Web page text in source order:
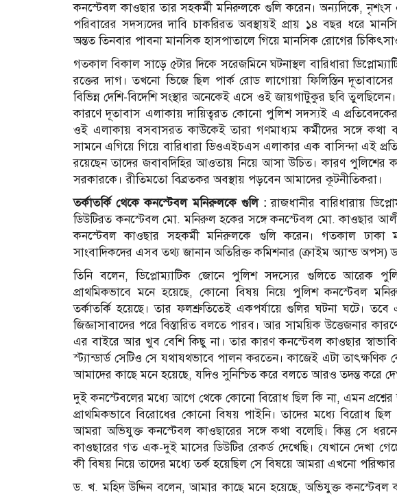
কনস্টেবল কাওছার তার সহকর্মী মনিরুলকে গুলি করেন। অন্যদিকে,
পরিবারের সদস্যদের দাবি চাকরিরত অবস্থায়ই প্রায় ১৪ বছর ধরে
অন্তত তিনবার পাবনা মানসিক হাসপাতালে গিয়ে মানসিক রোগের
গতকাল বিকাল সাড়ে ৫টার দিকে সরেজমিনে ঘটনাস্থল বারিধারা
রক্তের দাগ। তখনো ভিজে ছিল পার্ক রোড লাগোয়া ফিলিস্তিন
বিভিন্ন দেশি-বিদেশি সংস্থার অনেকেই এসে ওই জায়গাটুকুর ছবি তুলছিলেন।
কারণে দূতাবাস এলাকায় দায়িত্বরত কোনো পুলিশ সদস্যই এ
ওই এলাকায় বসবাসরত কাউকেই তারা গণমাধ্যম কর্মীদের সঙ্গে কথা
সামনে এগিয়ে গিয়ে বারিধারা ডিওএইচএস এলাকার এক বাসিন্দা এই
রয়েছেন তাদের জবাবদিহির আওতায় নিয়ে আসা উচিত। কারণ পুলিশের
সরকারকে। রীতিমতো বিব্রতকর অবস্থায় পড়বেন আমাদের কূটনীতিকরা।
তর্কাতর্কি থেকে কনস্টেবল মনিরুলকে গুলি :রাজধানীর বারিধারায়
ডিউটিরত কনস্টেবল মো. মনিরুল হকের সঙ্গে কনস্টেবল মো. কাওছার
কনস্টেবল কাওছার সহকর্মী মনিরুলকে গুলি করেন। গতকাল
সাংবাদিকদের এসব তথ্য জানান অতিরিক্ত কমিশনার (ক্রাইম অ্যান্ড অপস)
তিনি বলেন, ডিপ্লোম্যাটিক জোনে পুলিশ সদস্যের গুলিতে আরেক
প্রাথমিকভাবে মনে হয়েছে, কোনো বিষয় নিয়ে পুলিশ কনস্টেবল
তর্কাতর্কি হয়েছে। তার ফলশ্রুতিতেই একপর্যায়ে গুলির ঘটনা ঘটে।
জিজ্ঞাসাবাদের পরে বিস্তারিত বলতে পারব। আর সাময়িক উত্তেজনার
এর বাইরে আর খুব বেশি কিছু না। তার কারণ কনস্টেবল কাওছার
স্ট্যান্ডার্ড সেটিও সে যথাযথভাবে পালন করতেন। কাজেই এটা তাৎক্ষণিক
আমাদের কাছে মনে হয়েছে, যদিও সুনিশ্চিত করে বলতে আরও তদন্ত করে
দুই কনস্টেবলের মধ্যে আগে থেকে কোনো বিরোধ ছিল কি না, এমন
প্রাথমিকভাবে বিরোধের কোনো বিষয় পাইনি। তাদের মধ্যে বিরোধ
আমরা অভিযুক্ত কনস্টেবল কাওছারের সঙ্গে কথা বলেছি। কিন্তু সে
কাওছারের গত এক-দুই মাসের ডিউটির রেকর্ড দেখেছি। যেখানে দেখা
কী বিষয় নিয়ে তাদের মধ্যে তর্ক হয়েছিল সে বিষয়ে আমরা এখনো পরিষ্কার
ড. খ. মহিদ উদ্দিন বলেন, আমার কাছে মনে হয়েছে, অভিযুক্ত কনস্টেবল